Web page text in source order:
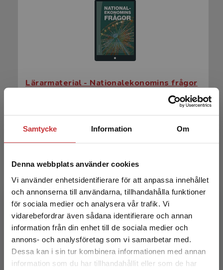
Samtycke Information Om
Denna webbplats använder cookies
Vi använder enhetsidentifierare för att anpassa innehållet
och annonserna till användarna, tillhandahålla funktioner
för sociala medier och analysera vår trafik. Vi
vidarebefordrar även sådana identifierare och annan
information från din enhet till de sociala medier och
annons- och analysföretag som vi samarbetar med.
Dessa kan i sin tur kombinera informationen med annan
information som du har tillhandahållit eller som de har
Begränsad fraktregion
Lärarmaterial - Nationalekonomins frågor
Nationalekonomins frågor
Aldén, Lina m.fl.
366 kr inkl. moms